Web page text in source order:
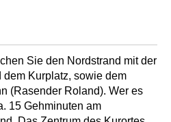
Sie den Nordstrand mit der
Kurplatz, sowie dem
(Rasender Roland). Wer es
15 Gehminuten am